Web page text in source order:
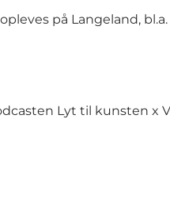
på Langeland,
Lyt til kunsten x